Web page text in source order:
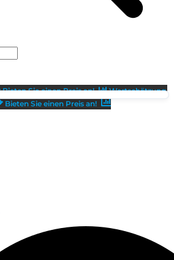
Bieten Sie einen Preis an!
Wertschätzung
Bieten Sie einen Preis an!